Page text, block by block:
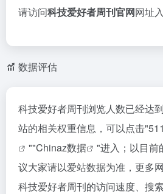
请访问科技爱好者周刊官网网址
数据评估
科技爱好者周刊浏览人数已经达
站的相关权重信息，可以点击"
""Chinaz数据
"进入；以目前
议大家请以爱站数据为准，更多
科技爱好者周刊的访问速度、搜